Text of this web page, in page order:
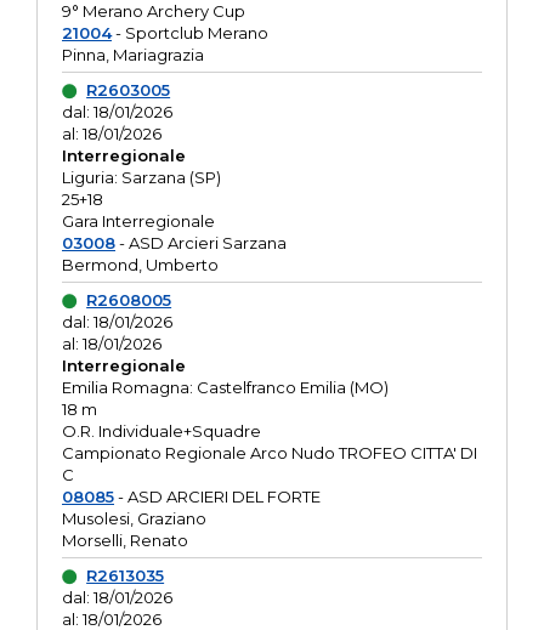
9° Merano Archery Cup
21004- Sportclub Merano
Pinna, Mariagrazia
R2603005
dal: 18/01/2026
al: 18/01/2026
Interregionale
Liguria: Sarzana (SP)
25+18
Gara Interregionale
03008- ASD Arcieri Sarzana
Bermond, Umberto
R2608005
dal: 18/01/2026
al: 18/01/2026
Interregionale
Emilia Romagna: Castelfranco Emilia (MO)
18 m
O.R. Individuale+Squadre
Campionato Regionale Arco Nudo TROFEO CITTA' DI
C
08085- ASD ARCIERI DEL FORTE
Musolesi, Graziano
Morselli, Renato
R2613035
dal: 18/01/2026
al: 18/01/2026